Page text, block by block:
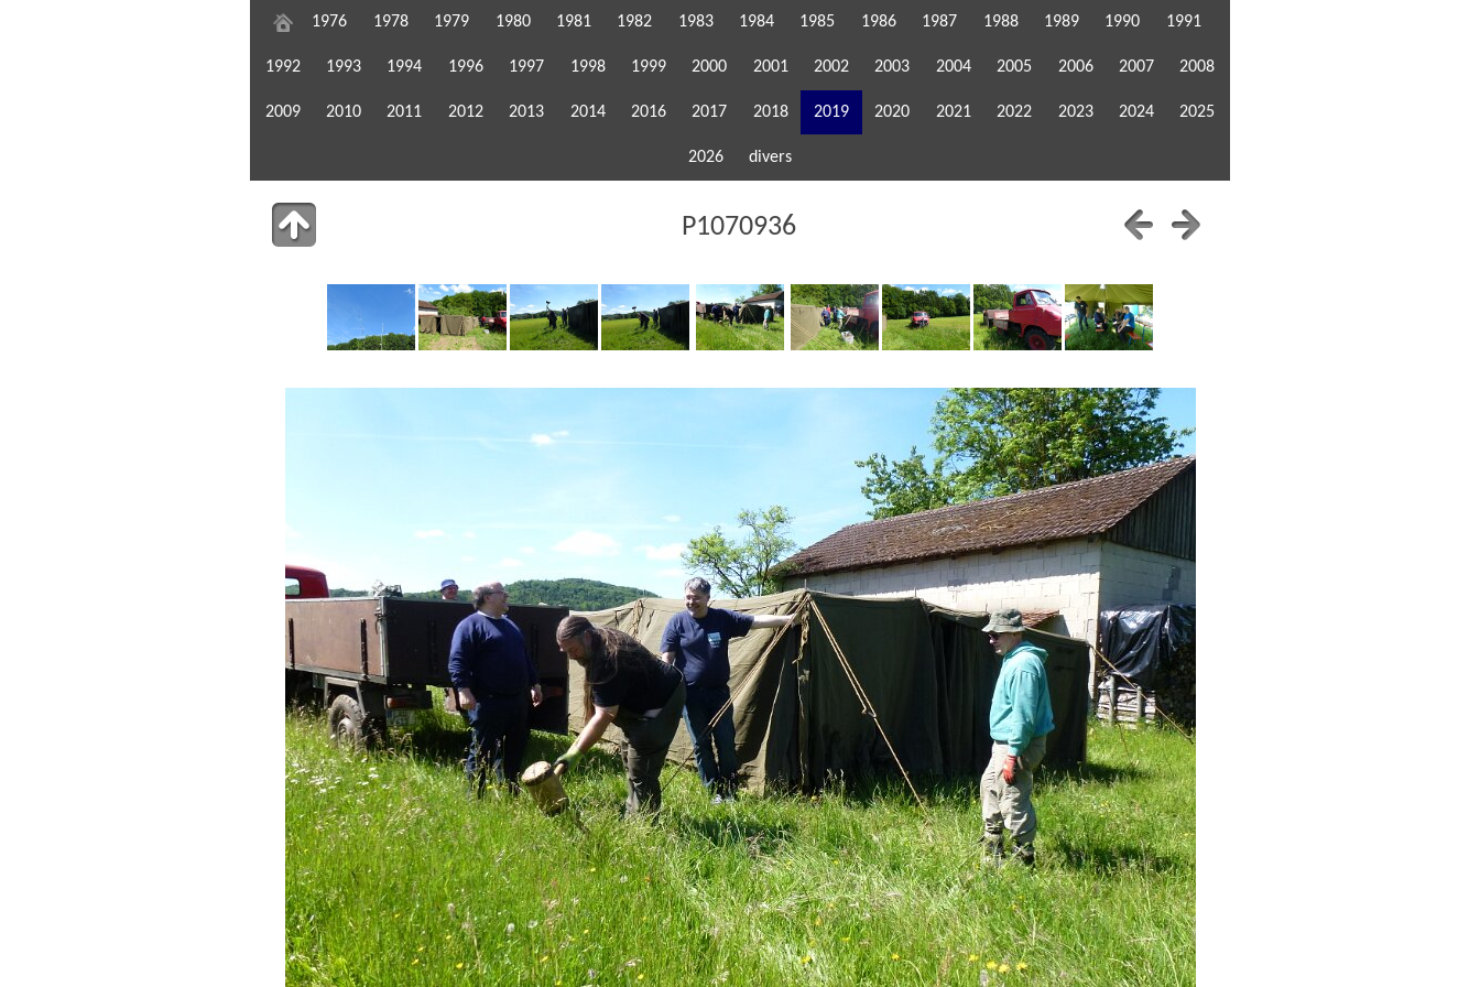
1976 1978 1979 1980 1981 1982 1983 1984 1985 1986 1987 1988 1989 1990 1991
1992 1993 1994 1996 1997 1998 1999 2000 2001 2002 2003 2004 2005 2006 2007 2008
2009 2010 2011 2012 2013 2014 2016 2017 2018 2019 2020 2021 2022 2023 2024 2025
2026 divers
P1070936